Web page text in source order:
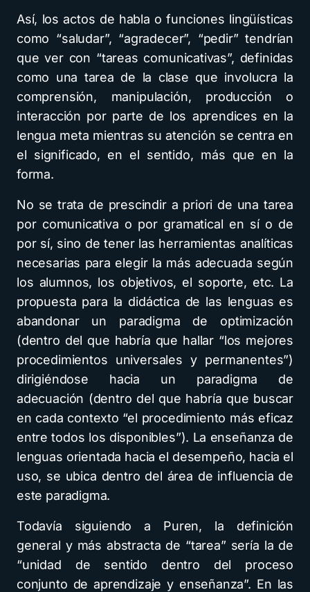
Así, los actos de habla o funciones lingüísticas
como “saludar”, “agradecer”, “pedir” tendrían
que ver con “tareas comunicativas”, definidas
como una tarea de la clase que involucra la
comprensión, manipulación, producción o
interacción por parte de los aprendices en la
lengua meta mientras su atención se centra en
el significado, en el sentido, más que en la
forma.
No se trata de prescindir a priori de una tarea
por comunicativa o por gramatical en sí o de
por sí, sino de tener las herramientas analíticas
necesarias para elegir la más adecuada según
los alumnos, los objetivos, el soporte, etc. La
propuesta para la didáctica de las lenguas es
abandonar un paradigma de optimización
(dentro del que habría que hallar “los mejores
procedimientos universales y permanentes”)
dirigiéndose hacia un paradigma de
adecuación (dentro del que habría que buscar
en cada contexto “el procedimiento más eficaz
entre todos los disponibles”). La enseñanza de
lenguas orientada hacia el desempeño, hacia el
uso, se ubica dentro del área de influencia de
este paradigma.
Todavía siguiendo a Puren, la definición
general y más abstracta de “tarea” sería la de
“unidad de sentido dentro del proceso
conjunto de aprendizaje y enseñanza”. En las